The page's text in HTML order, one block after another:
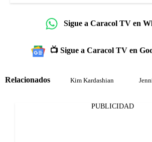
Sigue a Caracol TV en
📺 Sigue a Caracol TV en
Relacionados Kim Kardashian
PUBLICIDAD